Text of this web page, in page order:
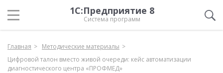
1С:Предприятие 8
Система программ
Главная
Методические материалы
Цифровой талон вместо живой очереди: кейс автоматизации
диагностического центра «ПРОФМЕД»